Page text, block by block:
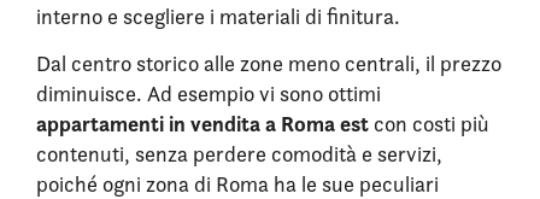
interno e scegliere i materiali di finitura.
Dal centro storico alle zone meno centrali, il prezzo
diminuisce. Ad esempio vi sono ottimi
appartamenti in vendita a Roma est con costi più
contenuti, senza perdere comodità e servizi,
poiché ogni zona di Roma ha le sue peculiari